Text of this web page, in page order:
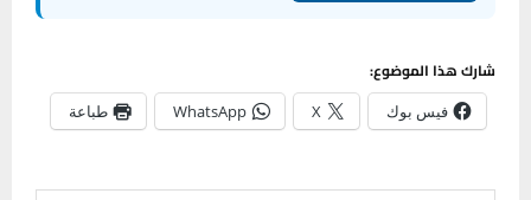
شارك هذا الموضوع:
فيس بوك X
WhatsApp طباعة